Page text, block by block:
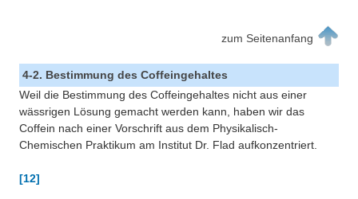
zum Seitenanfang
4-2. Bestimmung des Coffeingehaltes
Weil die Bestimmung des Coffeingehaltes nicht aus einer
wässrigen Lösung gemacht werden kann, haben wir das
Coffein nach einer Vorschrift aus dem Physikalisch-
Chemischen Praktikum am Institut Dr. Flad aufkonzentriert.
[12]